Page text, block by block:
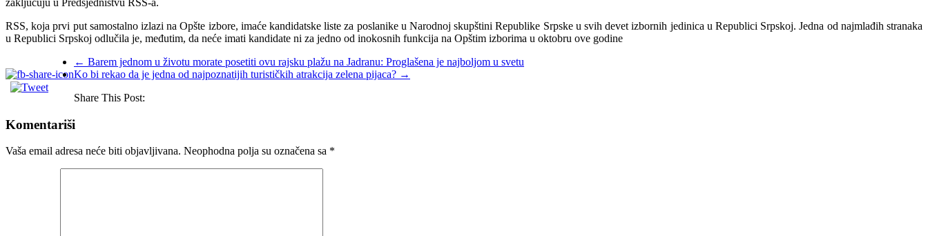
RSS, koja prvi put samostalno izlazi na Opšte izbore, imaće kandidatske liste za poslanike u Narodnoj skupštini Republike Srpske u svih devet izbornih jedinica u Republici Srpskoj. Jedna od najmlađih stranaka
u Republici Srpskoj odlučila je, međutim, da neće imati kandidate ni za jedno od inokosnih funkcija na Opštim izborima u oktobru ove godine
← Barem jednom u životu morate posetiti ovu rajsku plažu na Jadranu: Proglašena je najboljom u svetu
Ko bi rekao da je jedna od najpoznatijih turističkih atrakcija zelena pijaca? →
Share This Post:
Komentariši
Vaša email adresa neće biti objavljivana. Neophodna polja su označena sa *